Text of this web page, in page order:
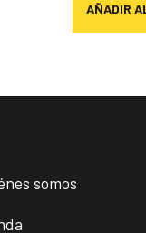
AÑADIR
somos